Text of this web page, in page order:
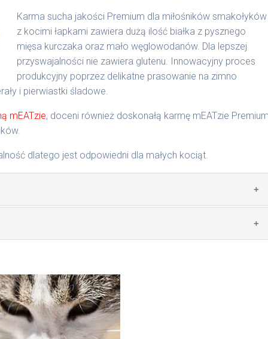
12.000 I.E. witamina D3 1.200 I.E. witamina E (alfa
które dostosowywane są do potrzeb zwierzęcia.
karmą. Zaleca się karmienie dwa razy dziennie.
2031
Karma sucha jakości Premium dla miłośników smakołyków
z kocimi łapkami zawiera dużą ilość białka z pysznego
mięsa kurczaka oraz mało węglowodanów. Dla lepszej
przyswajalności nie zawiera glutenu. Innowacyjny proces
produkcyjny poprzez delikatne prasowanie na zimno
i pierwiastki śladowe.
mEATzie, doceni również doskonałą karmę mEATzie
dlatego jest odpowiedni dla małych kociąt.
drobiowy, mączka wątrobiana, olej z ryb morskich,
babka płesznik, miąższ buraczany, olej konopny, suszona i